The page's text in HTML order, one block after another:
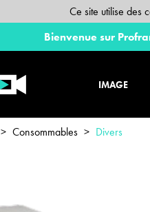
Ce site utilise des
Bienvenue sur
IMAGE
> Consommables > Divers